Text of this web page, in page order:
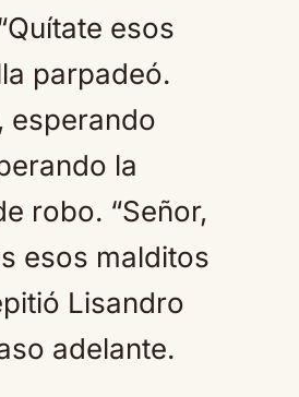
esos
parpadeó.
esperando
la
robo. “Señor,
esos malditos
Lisandro
adelante.